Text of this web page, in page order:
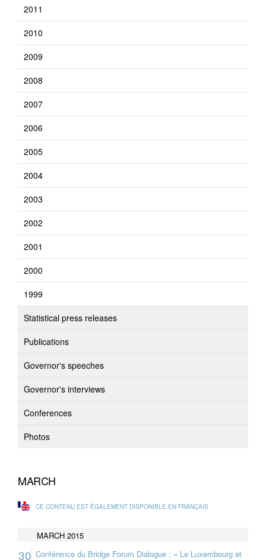
2011
2010
2009
2008
2007
2006
2005
2004
2003
2002
2001
2000
1999
Statistical press releases
Publications
Governor's speeches
Governor's interviews
Conferences
Photos
MARCH
CE CONTENU EST ÉGALEMENT DISPONIBLE EN FRANÇAIS
MARCH 2015
30 Conférence du Bridge Forum Dialogue : « Le Luxembourg et